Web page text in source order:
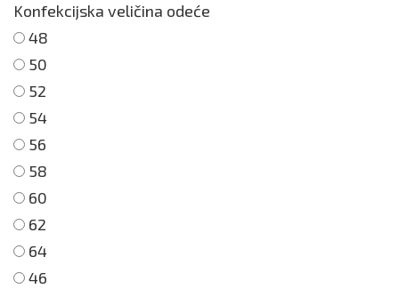
Konfekcijska veličina odeće
48
50
52
54
56
58
60
62
64
46